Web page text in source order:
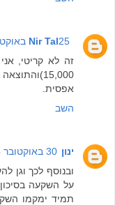
Nir Tal25 באוקטובר 2016 בשעה 17:17
אפסית.
השב
ינון 30 באוקטובר 2016 בשעה 23:39
על השקעה
תמיד ימקמו